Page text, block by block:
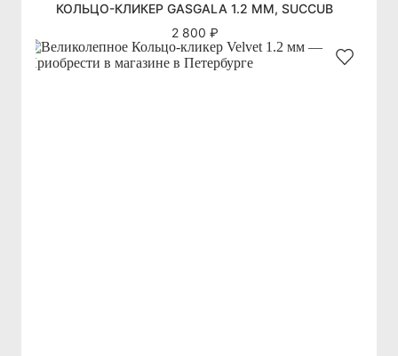
КОЛЬЦО-КЛИКЕР GASGALA 1.2 ММ, SUCCUB
2 800 ₽